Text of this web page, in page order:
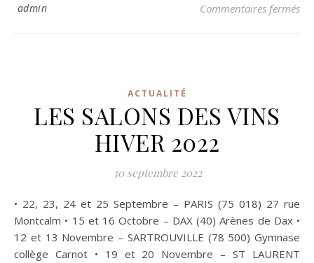
admin Commentaires fermés
ACTUALITÉ
LES SALONS DES VINS
HIVER 2022
30 septembre 2022
• 22, 23, 24 et 25 Septembre – PARIS (75 018) 27 rue
Montcalm • 15 et 16 Octobre – DAX (40) Arènes de Dax •
12 et 13 Novembre – SARTROUVILLE (78 500) Gymnase
collège Carnot • 19 et 20 Novembre – ST LAURENT